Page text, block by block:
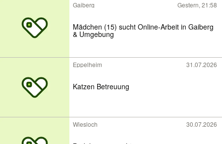
Gaiberg Gestern, 21:58
Mädchen (15) sucht Online-Arbeit in Gaiberg
& Umgebung
Eppelheim 31.07.2026
Katzen Betreuung
Wiesloch 30.07.2026